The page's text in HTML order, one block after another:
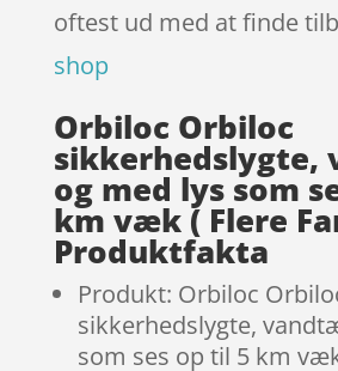
oftest ud med at finde
shop
Orbiloc Orbiloc
og med lys som
km væk ( Flere
Produktfakta
Produkt: Orbiloc
sikkerhedslygte,
som ses op til 5 km